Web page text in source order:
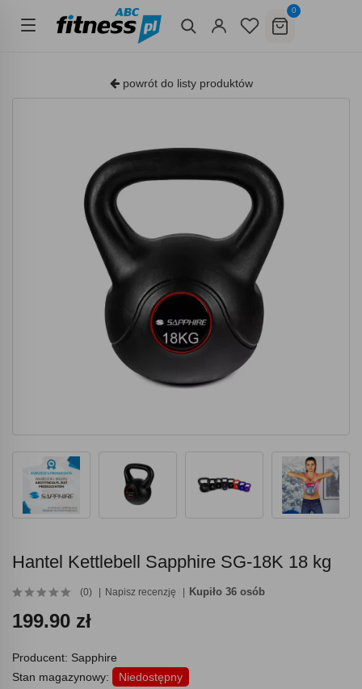
0
powrót do listy produktów
Hantel Kettlebell Sapphire SG-18K 18 kg
(0) Napisz recenzję Kupiło 36 osób
199.90 zł
Producent: Sapphire
Stan magazynowy:
Niedostępny